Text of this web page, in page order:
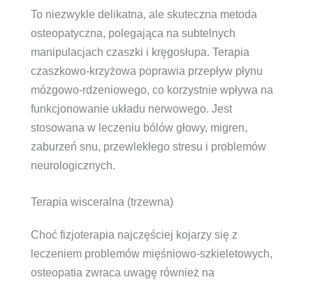
To niezwykle delikatna, ale skuteczna metoda
osteopatyczna, polegająca na subtelnych
manipulacjach czaszki i kręgosłupa. Terapia
czaszkowo-krzyżowa poprawia przepływ płynu
mózgowo-rdzeniowego, co korzystnie wpływa na
funkcjonowanie układu nerwowego. Jest
stosowana w leczeniu bólów głowy, migren,
zaburzeń snu, przewlekłego stresu i problemów
neurologicznych.
Terapia wisceralna (trzewna)
Choć fizjoterapia najczęściej kojarzy się z
leczeniem problemów mięśniowo-szkieletowych,
osteopatia zwraca uwagę również na